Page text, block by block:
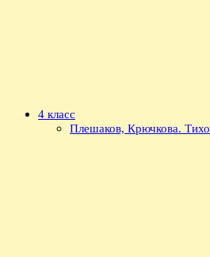
4 класс
Плешаков, Крючкова.